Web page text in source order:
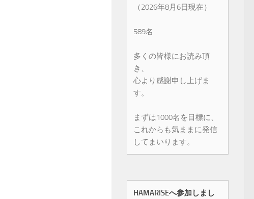
（2026年8月6日現在）
589名
多くの皆様にお読み頂
き、
心より感謝申し上げま
す。
まずは1000名を目標に、
これからも気ままに発信
してまいります。
HAMARISEへ参加しまし